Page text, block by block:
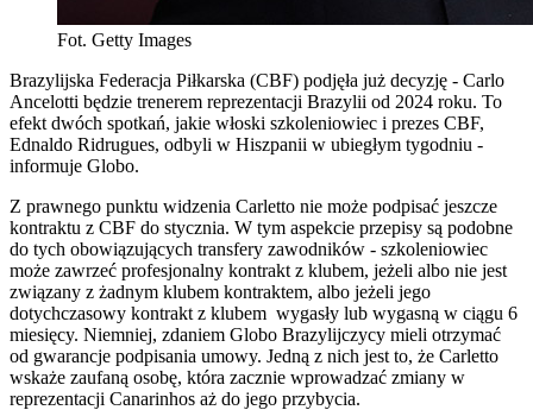
Fot. Getty Images
Brazylijska Federacja Piłkarska (CBF) podjęła już decyzję - Carlo
Ancelotti będzie trenerem reprezentacji Brazylii od 2024 roku. To
efekt dwóch spotkań, jakie włoski szkoleniowiec i prezes CBF,
Ednaldo Ridrugues, odbyli w Hiszpanii w ubiegłym tygodniu -
informuje Globo.
Z prawnego punktu widzenia Carletto nie może podpisać jeszcze
kontraktu z CBF do stycznia. W tym aspekcie przepisy są podobne
do tych obowiązujących transfery zawodników - szkoleniowiec
może zawrzeć profesjonalny kontrakt z klubem, jeżeli albo nie jest
związany z żadnym klubem kontraktem, albo jeżeli jego
dotychczasowy kontrakt z klubem wygasły lub wygasną w ciągu 6
miesięcy. Niemniej, zdaniem Globo Brazylijczycy mieli otrzymać
od gwarancje podpisania umowy. Jedną z nich jest to, że Carletto
wskaże zaufaną osobę, która zacznie wprowadzać zmiany w
reprezentacji Canarinhos aż do jego przybycia.